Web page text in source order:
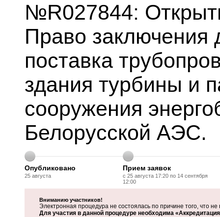
№R027844:
Право заключения
поставка
здания турбины и
сооружения
Белорусской АЭС.
Опубликовано
25 августа
Прием заявок
с 25 августа 17:20 по 14 сентября
12:00
Вниманию участников!
Электронная процедура не состоялась по причине того, что не
Для участия в данной процедуре необходима